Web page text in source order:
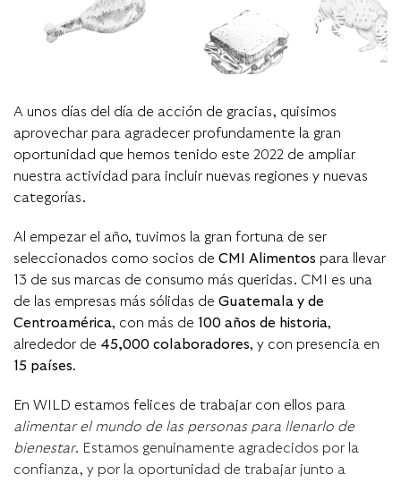
A unos días del día de acción de gracias, quisimos
aprovechar para agradecer profundamente la gran
oportunidad que hemos tenido este 2022 de ampliar
nuestra actividad para incluir nuevas regiones y nuevas
categorías.
Al empezar el año, tuvimos la gran fortuna de ser
seleccionados como socios de CMI Alimentos para llevar
13 de sus marcas de consumo más queridas. CMI es una
de las empresas más sólidas de Guatemala y de
Centroamérica, con más de 100 años de historia,
alrededor de 45,000 colaboradores, y con presencia en
15 países.
En WILD estamos felices de trabajar con ellos para
alimentar el mundo de las personas para llenarlo de
bienestar. Estamos genuinamente agradecidos por la
confianza, y por la oportunidad de trabajar junto a